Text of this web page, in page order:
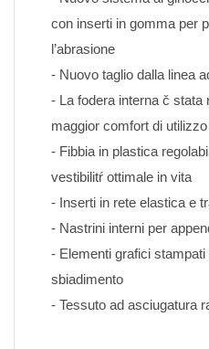
con inserti in gomma per
l’abrasione
- Nuovo taglio dalla linea
- La fodera interna č stata
maggior comfort di utilizzo
- Fibbia in plastica
vestibilitŕ ottimale in vita
- Inserti in rete elastica e
- Nastrini interni per
- Elementi grafici
sbiadimento
- Tessuto ad asciugatura